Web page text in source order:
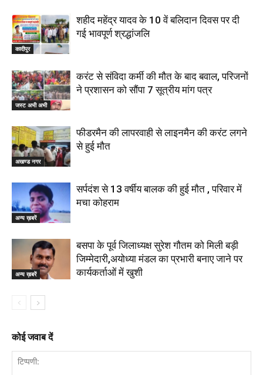
कादीपुर
शहीद महेंद्र यादव के 10 वें बलिदान दिवस पर दी
गई भावपूर्ण श्रद्धांजलि
जस्ट अभी अभी
करंट से संविदा कर्मी की मौत के बाद बवाल, परिजनों
ने प्रशासन को सौंपा 7 सूत्रीय मांग पत्र
अखण्ड नगर
फीडरमैन की लापरवाही से लाइनमैन की करंट लगने
से हुई मौत
अन्य ख़बरें
सर्पदंश से 13 वर्षीय बालक की हुई मौत , परिवार में
मचा कोहराम
अन्य ख़बरें
बसपा के पूर्व जिलाध्यक्ष सुरेश गौतम को मिली बड़ी
जिम्मेदारी,अयोध्या मंडल का प्रभारी बनाए जाने पर
कार्यकर्ताओं में खुशी
कोई जवाब दें